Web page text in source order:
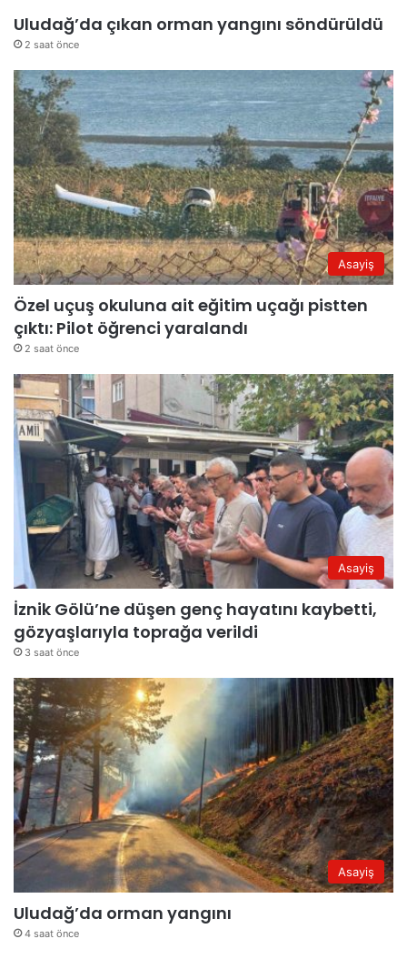
Uludağ’da çıkan orman yangını söndürüldü
2 saat önce
Asayiş
Özel uçuş okuluna ait eğitim uçağı pistten
çıktı: Pilot öğrenci yaralandı
2 saat önce
Asayiş
İznik Gölü’ne düşen genç hayatını kaybetti,
gözyaşlarıyla toprağa verildi
3 saat önce
Asayiş
Uludağ’da orman yangını
4 saat önce